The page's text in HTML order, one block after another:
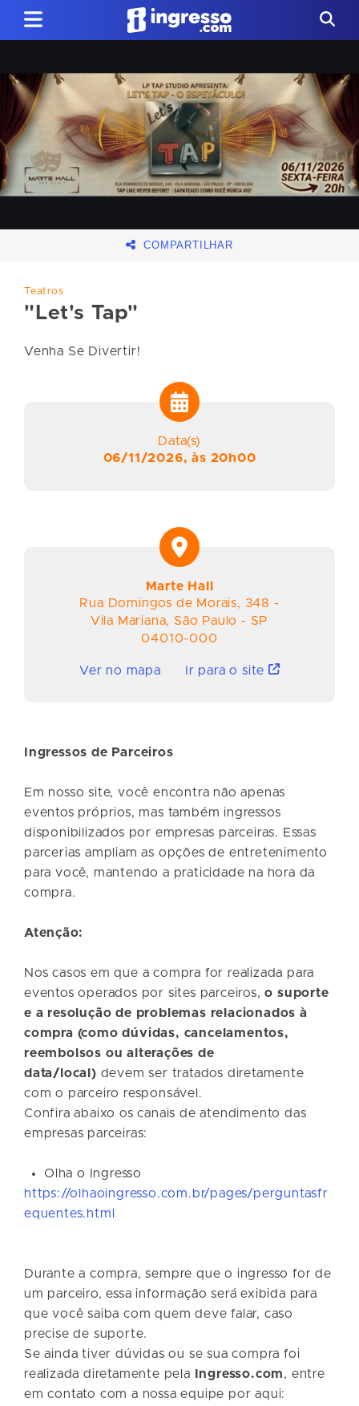
COMPARTILHAR
Teatros
"Let's Tap"
Venha Se Divertir!
Data(s)
06/11/2026, às 20h00
Marte Hall
Rua Domingos de Morais, 348 -
Vila Mariana, São Paulo - SP
04010-000
Ver no mapa Ir para o site
Ingressos de Parceiros
Em nosso site, você encontra não apenas
eventos próprios, mas também ingressos
disponibilizados por empresas parceiras. Essas
parcerias ampliam as opções de entretenimento
para você, mantendo a praticidade na hora da
compra.
Atenção:
Nos casos em que a compra for realizada para
eventos operados por sites parceiros,o suporte
e a resolução de problemas relacionados à
compra (como dúvidas, cancelamentos,
reembolsos ou alterações de
data/local) devem ser tratados diretamente
com o parceiro responsável.
Confira abaixo os canais de atendimento das
empresas parceiras:
Olha o Ingresso
https://olhaoingresso.com.br/pages/perguntasfr
equentes.html
Durante a compra, sempre que o ingresso for de
um parceiro, essa informação será exibida para
que você saiba com quem deve falar, caso
precise de suporte.
Se ainda tiver dúvidas ou se sua compra foi
realizada diretamente pela
Ingresso.com, entre
em contato com a nossa equipe por aqui: